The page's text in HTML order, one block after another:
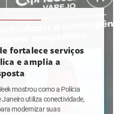
fortalece serviços
e amplia a
mostrou como a Polícia
Janeiro utiliza conectividade,
modernizar suas